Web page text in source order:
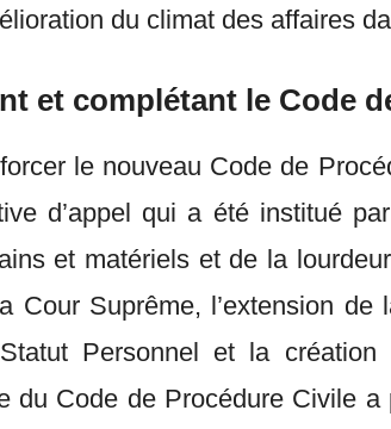
du climat des affaires
et complétant le Code
le nouveau Code de
d’appel qui a été institué
et matériels et de la
Cour Suprême, l’extension
Personnel et la
du Code de Procédure Civile